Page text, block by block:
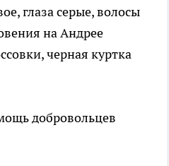
глаза серые, волосы
на Андрее
черная куртка
добровольцев